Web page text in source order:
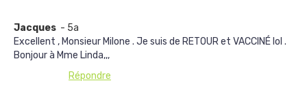
Jacques - 5a
Excellent , Monsieur Milone . Je suis de RETOUR et VACCINÉ lol .
Bonjour à Mme Linda,,,
Répondre